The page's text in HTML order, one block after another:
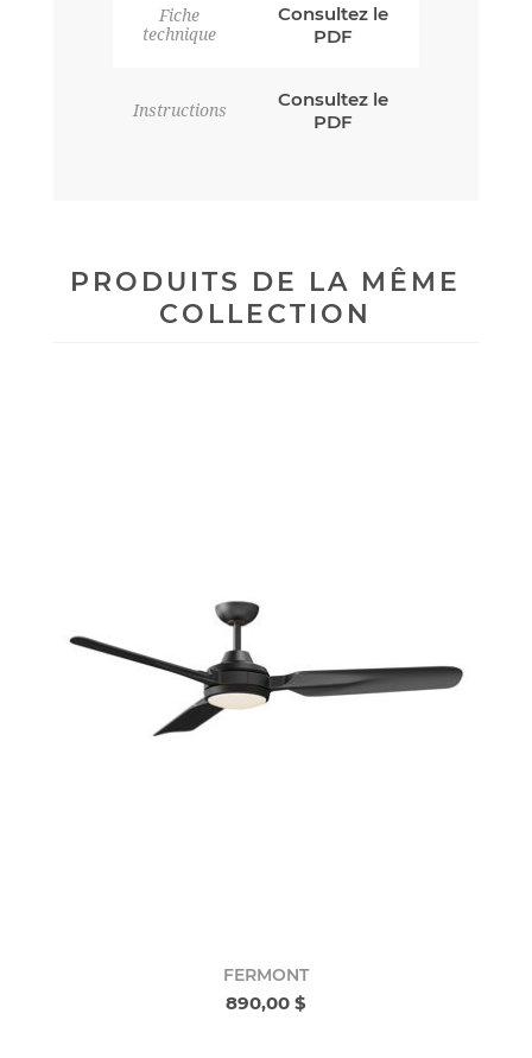
Fiche
technique
Consultez le
PDF
Instructions
Consultez le
PDF
PRODUITS DE LA MÊME
COLLECTION
FERMONT
890,00 $